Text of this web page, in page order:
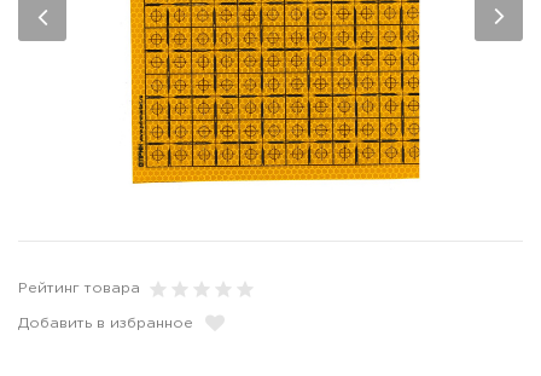
Рейтинг товара
Добавить в избранное